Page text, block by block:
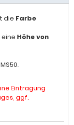
die Farbe
Höhe von
Eintragung
ggf.